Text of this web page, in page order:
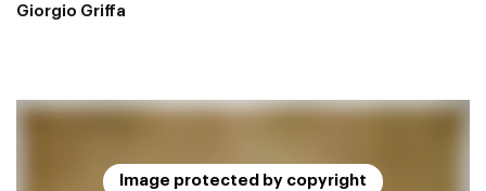
Giorgio Griffa
Image protected by copyright